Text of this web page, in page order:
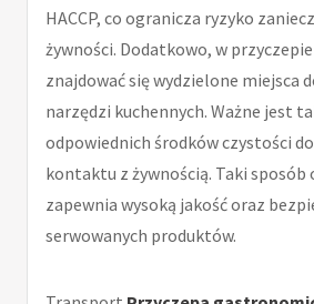
HACCP, co ogranicza ryzyko
żywności. Dodatkowo, w
znajdować się wydzielone miejsca
narzędzi kuchennych. Ważne jest
odpowiednich środków czystości
kontaktu z żywnością. Taki sposób
zapewnia wysoką jakość oraz
serwowanych produktów.